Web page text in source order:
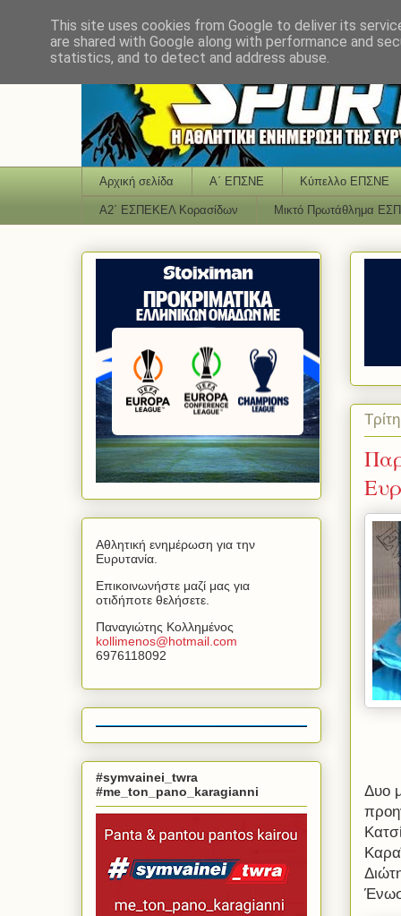
Αρχική σελίδα Α΄ ΕΠΣΝΕ Κύπελλο ΕΠΣΝΕ
Α2΄ ΕΣΠΕΚΕΛ Κορασίδων Μικτό Πρωτάθλημα
Δυο
Αθλητική ενημέρωση για την
Ευρυτανία.
Επικοινωνήστε μαζί μας για
οτιδήποτε θελήσετε.
Παναγιώτης Κολλημένος
kollimenos@hotmail com
6976118092
#symvainei_twra
#me_ton_pano_karagianni
This site uses cookies from Google to deliver its
are shared with Google along with performance and
statistics, and to detect and address abuse.